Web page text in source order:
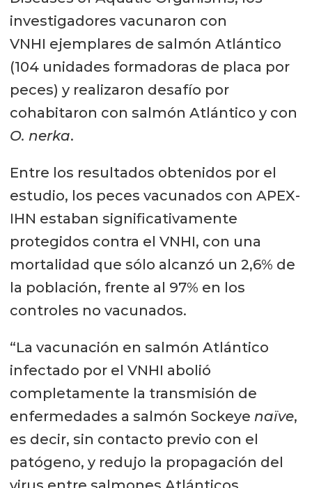
investigadores vacunaron con
VNHI ejemplares de salmón Atlántico
(104 unidades formadoras de placa por
peces) y realizaron desafío por
cohabitaron con salmón Atlántico y con
O. nerka.
Entre los resultados obtenidos por el
estudio, los peces vacunados con APEX-
IHN estaban significativamente
protegidos contra el VNHI, con una
mortalidad que sólo alcanzó un 2,6% de
la población, frente al 97% en los
controles no vacunados.
“La vacunación en salmón Atlántico
infectado por el VNHI abolió
completamente la transmisión de
enfermedades a salmón Sockeye naïve,
es decir, sin contacto previo con el
patógeno, y redujo la propagación del